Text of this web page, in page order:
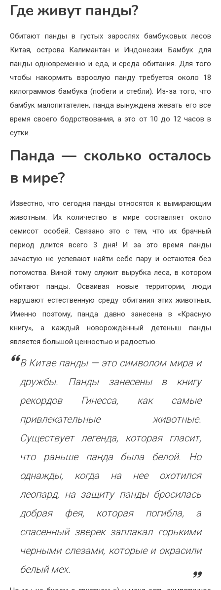
Где живут панды?
Обитают панды в густых зарослях бамбуковых лесов
Китая, острова Калимантан и Индонезии. Бамбук для
панды одновременно и еда, и среда обитания. Для того
чтобы накормить взрослую панду требуется около 18
килограммов бамбука (побеги и стебли). Из-за того, что
бамбук малопитателен, панда вынуждена жевать его все
время своего бодрствования, а это от 10 до 12 часов в
сутки.
Панда — сколько осталось
в мире?
Известно, что сегодня панды относятся к вымирающим
животным. Их количество в мире составляет около
семисот особей. Связано это с тем, что их брачный
период длится всего 3 дня! И за это время панды
зачастую не успевают найти себе пару и остаются без
потомства. Виной тому служит вырубка леса, в котором
обитают панды. Осваивая новые территории, люди
нарушают естественную среду обитания этих животных.
Именно поэтому, панда давно занесена в «Красную
книгу», а каждый новорождённый детеныш панды
является большой ценностью и радостью.
В Китае панды — это символом мира и
дружбы. Панды занесены в книгу
рекордов Гинесса, как самые
привлекательные животные.
Существует легенда, которая гласит,
что раньше панда была белой. Но
однажды, когда на нее охотился
леопард, на защиту панды бросилась
добрая фея, которая погибла, а
спасенный зверек заплакал горькими
черными слезами, которые и окрасили
белый мех.